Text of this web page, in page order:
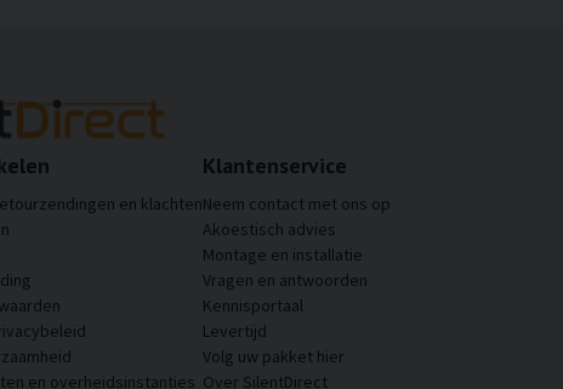
en klachten
en overheidsinstanties
Klantenservice
Neem contact met ons op
Akoestisch advies
Montage en installatie
Vragen en antwoorden
Kennisportaal
Levertijd
Volg uw pakket hier
Over SilentDirect